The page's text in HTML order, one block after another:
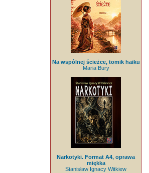
Na wspólnej ścieżce, tomik haiku
Maria Bury
Narkotyki. Format A4, oprawa
miękka
Stanisław Ignacy Witkiew